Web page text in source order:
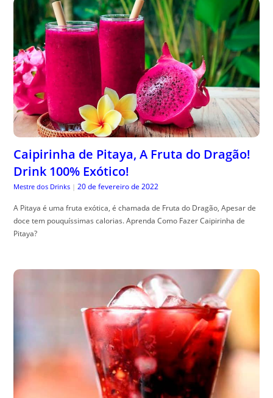
Caipirinha de Pitaya, A Fruta do Dragão!
Drink 100% Exótico!
Mestre dos Drinks | 20 de fevereiro de 2022
A Pitaya é uma fruta exótica, é chamada de Fruta do Dragão, Apesar de
doce tem pouquíssimas calorias. Aprenda Como Fazer Caipirinha de
Pitaya?